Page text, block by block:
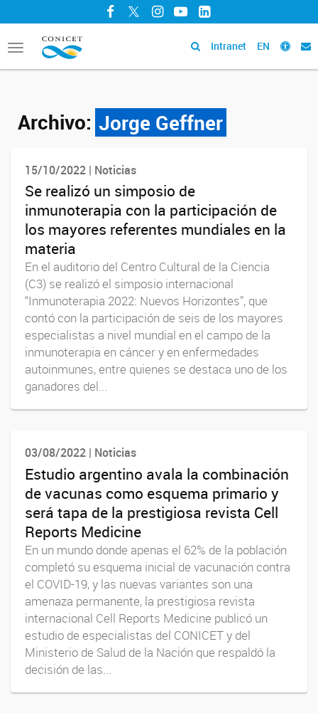
Facebook
TwitterInstagram
YouTubeLinkedIn
Toggle
navigation
Intranet EN
Archivo: Jorge Geffner
15/10/2022 | Noticias
Se realizó un simposio de
inmunoterapia con la participación de
los mayores referentes mundiales en la
materia
En el auditorio del Centro Cultural de la Ciencia
(C3) se realizó el simposio internacional
“Inmunoterapia 2022: Nuevos Horizontes”, que
contó con la participación de seis de los mayores
especialistas a nivel mundial en el campo de la
inmunoterapia en cáncer y en enfermedades
autoinmunes, entre quienes se destaca uno de los
ganadores del...
03/08/2022 | Noticias
Estudio argentino avala la combinación
de vacunas como esquema primario y
será tapa de la prestigiosa revista Cell
Reports Medicine
En un mundo donde apenas el 62% de la población
completó su esquema inicial de vacunación contra
el COVID-19, y las nuevas variantes son una
amenaza permanente, la prestigiosa revista
internacional Cell Reports Medicine publicó un
estudio de especialistas del CONICET y del
Ministerio de Salud de la Nación que respaldó la
decisión de las...